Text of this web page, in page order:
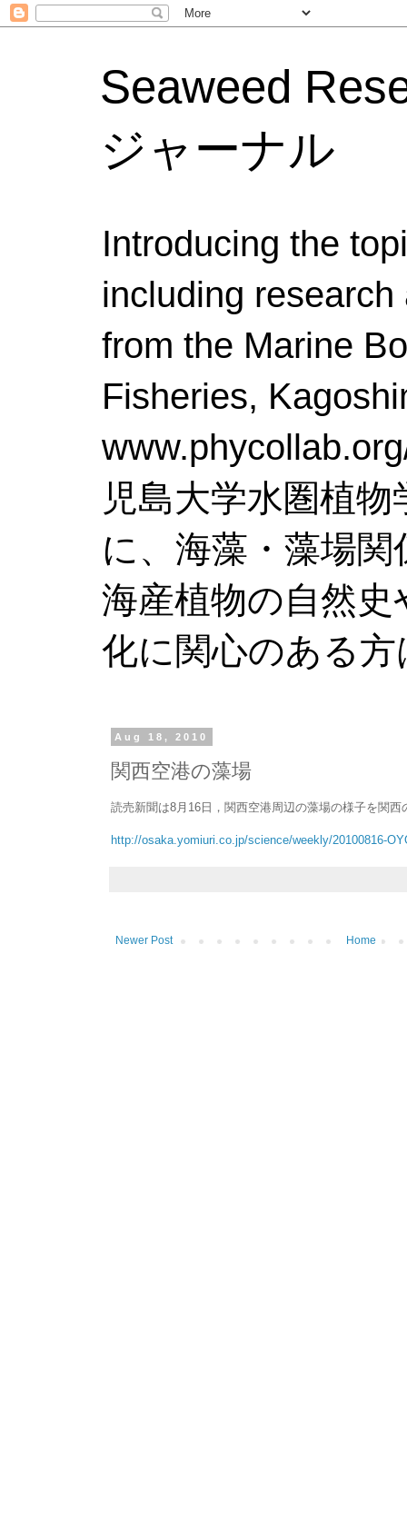
Seaweed
ジャーナル
Introducing the
including
from the Marine
Fisheries,
児島大学水圏植
に、海藻・藻場
海産植物の自然
化に関心のある
Aug 18, 2010
関西空港の藻場
読売新聞は8月16日，関西空港周辺の藻場の様子を関
http://osaka.yomiuri.co.jp/science/weekly/20100816-
Newer Post Home